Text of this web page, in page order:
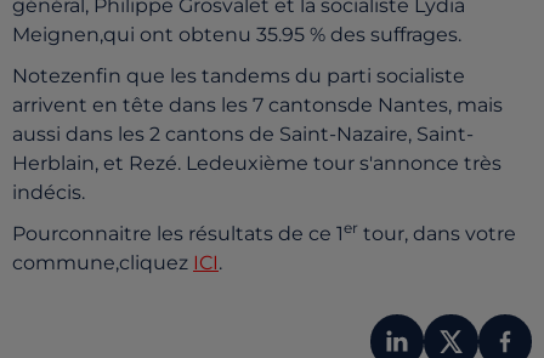
général, Philippe Grosvalet et la socialiste Lydia
Meignen,qui ont obtenu 35.95 % des suffrages.
Notezenfin que les tandems du parti socialiste
arrivent en tête dans les 7 cantonsde Nantes, mais
aussi dans les 2 cantons de Saint-Nazaire, Saint-
Herblain, et Rezé. Ledeuxième tour s'annonce très
indécis.
Pourconnaitre les résultats de ce 1er tour, dans votre
commune,cliquez ICI.